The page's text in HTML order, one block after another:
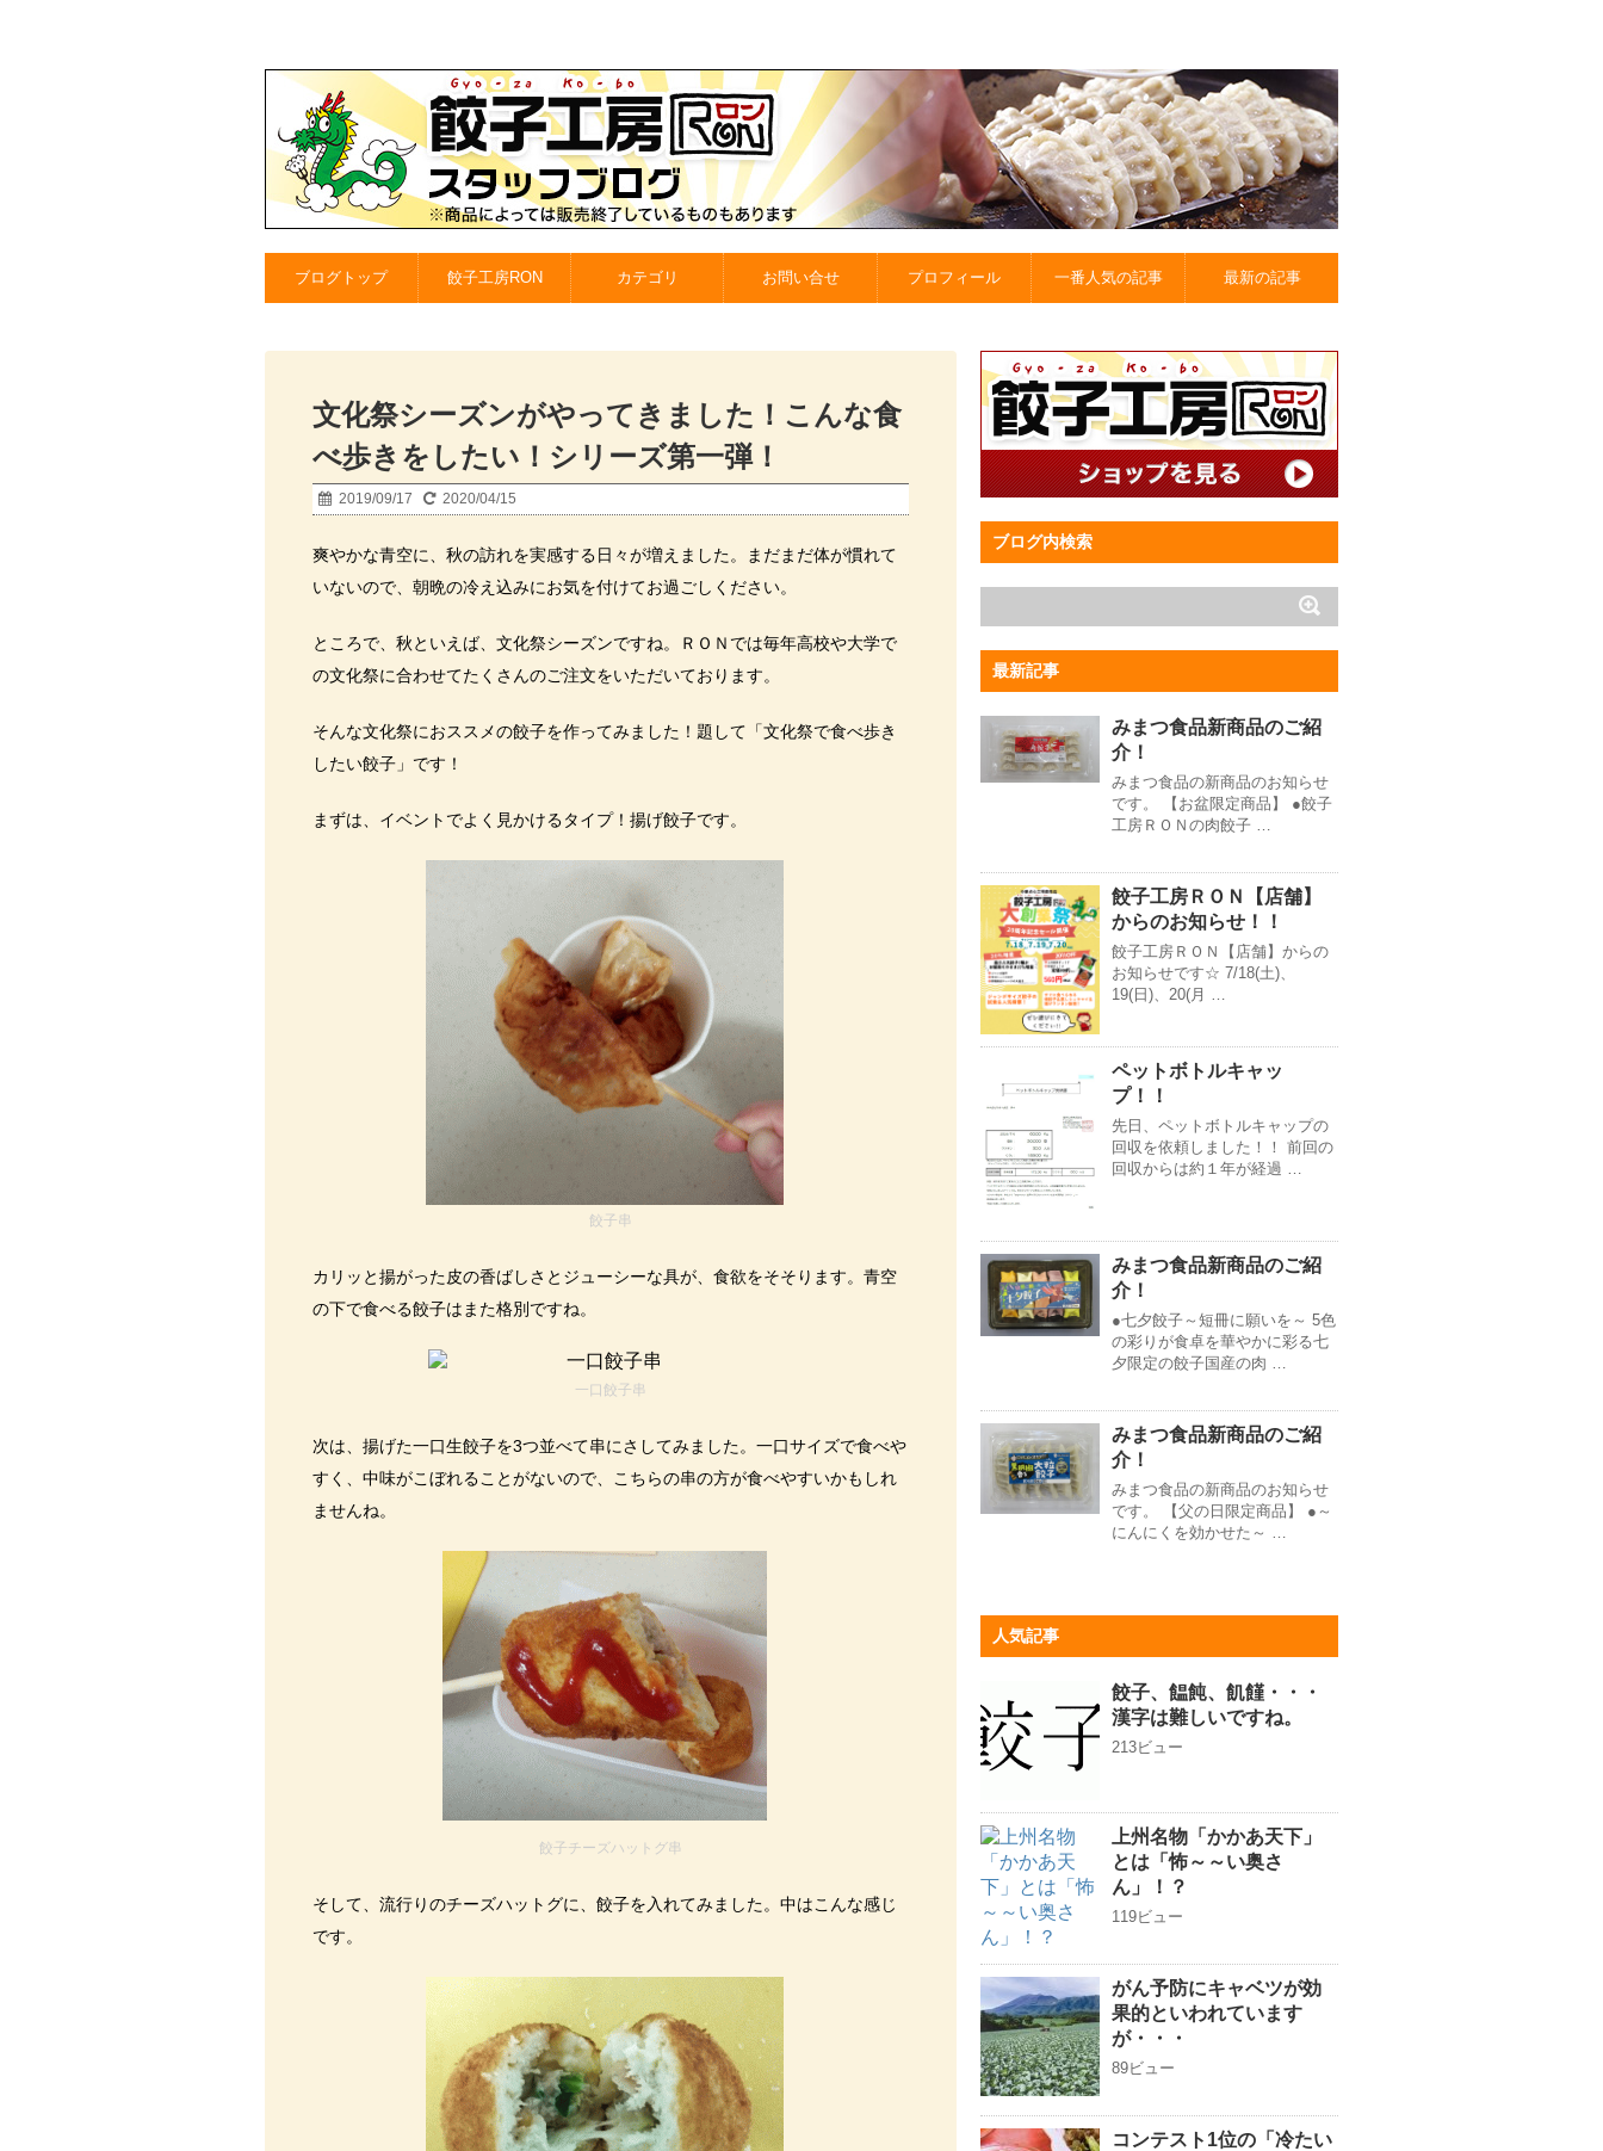
ブログトップ 餃子工房RON カテゴリ お問い合せ プロフィール 一番人気の記事 最新の記事
文化祭シーズンがやってきました！こんな食
べ歩きをしたい！シリーズ第一弾！
2019/09/17 2020/04/15
爽やかな青空に、秋の訪れを実感する日々が増えました。まだまだ体が慣れて
いないので、朝晩の冷え込みにお気を付けてお過ごしください。
ところで、秋といえば、文化祭シーズンですね。ＲＯＮでは毎年高校や大学で
の文化祭に合わせてたくさんのご注文をいただいております。
そんな文化祭におススメの餃子を作ってみました！題して「文化祭で食べ歩き
したい餃子」です！
まずは、イベントでよく見かけるタイプ！揚げ餃子です。
餃子串
カリッと揚がった皮の香ばしさとジューシーな具が、食欲をそそります。青空
の下で食べる餃子はまた格別ですね。
一口餃子串
次は、揚げた一口生餃子を3つ並べて串にさしてみました。一口サイズで食べや
すく、中味がこぼれることがないので、こちらの串の方が食べやすいかもしれ
ませんね。
餃子チーズハットグ串
そして、流行りのチーズハットグに、餃子を入れてみました。中はこんな感じ
です。
ブログ内検索
最新記事
みまつ食品新商品のご紹
介！
みまつ食品の新商品のお知らせ
です。 【お盆限定商品】 ●餃子
工房ＲＯＮの肉餃子 …
餃子工房ＲＯＮ【店舗】
からのお知らせ！！
餃子工房ＲＯＮ【店舗】からの
お知らせです☆ 7/18(土)、
19(日)、20(月 …
ペットボトルキャッ
プ！！
先日、ペットボトルキャップの
回収を依頼しました！！ 前回の
回収からは約１年が経過 …
みまつ食品新商品のご紹
介！
●七夕餃子～短冊に願いを～ 5色
の彩りが食卓を華やかに彩る七
夕限定の餃子国産の肉 …
みまつ食品新商品のご紹
介！
みまつ食品の新商品のお知らせ
です。 【父の日限定商品】 ●～
にんにくを効かせた～ …
人気記事
餃子、饂飩、飢饉・・・
漢字は難しいですね。
213ビュー
上州名物「かかあ天下」
とは「怖～～い奥さ
ん」！？
119ビュー
がん予防にキャベツが効
果的といわれています
が・・・
89ビュー
コンテスト1位の「冷たい